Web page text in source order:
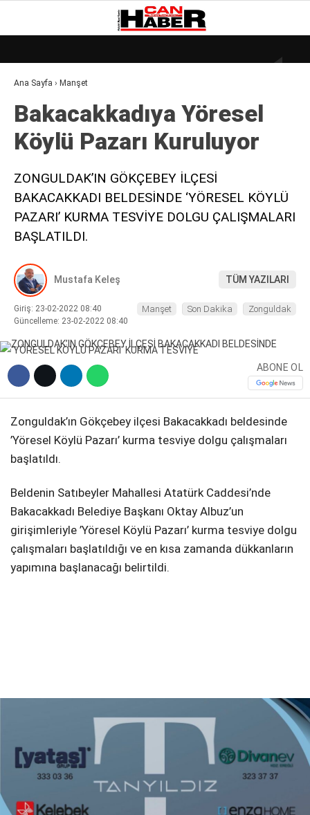
WhatsApp İhbar Hattı
Facebook
Instagram
25.9°
GALERİ
DÜNYA
EKONOMI
KÜLÜR – SANAT
MAGAZIN
POLITIKA
ASAYIŞ
Ana Sayfa › Manşet
Bakacakkadıya Yöresel
Köylü Pazarı Kuruluyor
ZONGULDAK’IN GÖKÇEBEY İLÇESİ
BAKACAKKADI BELDESİNDE ‘YÖRESEL KÖYLÜ
PAZARI’ KURMA TESVİYE DOLGU ÇALIŞMALARI
BAŞLATILDI.
Mustafa Keleş TÜM YAZILARI
Giriş: 23-02-2022 08:40
Güncelleme: 23-02-2022 08:40
Manşet Son Dakika Zonguldak
ABONE OL
Zonguldak’ın Gökçebey ilçesi Bakacakkadı beldesinde
’Yöresel Köylü Pazarı’ kurma tesviye dolgu çalışmaları
başlatıldı.
Beldenin Satıbeyler Mahallesi Atatürk Caddesi’nde
Bakacakkadı Belediye Başkanı Oktay Albuz’un
girişimleriyle ’Yöresel Köylü Pazarı’ kurma tesviye dolgu
çalışmaları başlatıldığı ve en kısa zamanda dükkanların
yapımına başlanacağı belirtildi.